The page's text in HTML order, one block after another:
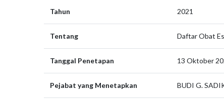
Tahun 2021
Tentang Daftar Obat
Tanggal Penetapan 13 Oktober
Pejabat yang Menetapkan BUDI G.